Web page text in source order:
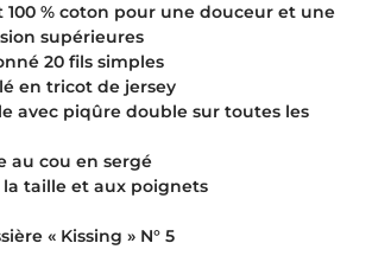
100 % coton pour une douceur et une
supérieures
20 fils simples
en tricot de jersey
avec piqûre double sur toutes les
au cou en sergé
la taille et aux poignets
« Kissing » N° 5